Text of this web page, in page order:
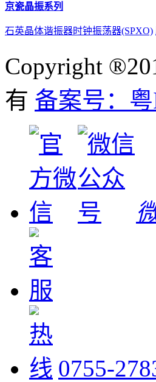
京瓷晶振系列
石英晶体谐振器时钟振荡器(SPXO)
Copyright
有 备案号：
0755-